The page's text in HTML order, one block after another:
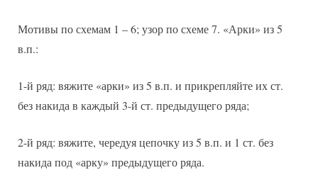
Мотивы по схемам 1 – 6; узор по схеме 7. «Арки» из 5
в.п.:
1-й ряд: вяжите «арки» из 5 в.п. и прикрепляйте их ст.
без накида в каждый 3-й ст. предыдущего ряда;
2-й ряд: вяжите, чередуя цепочку из 5 в.п. и 1 ст. без
накида под «арку» предыдущего ряда.